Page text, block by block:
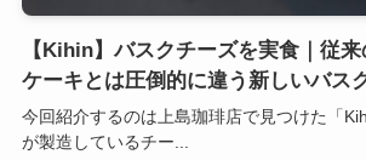
【Kihin】バスクチーズを実食｜従
ケーキとは圧倒的に違う新しいバス
今回紹介するのは上島珈琲店で見つけた「
が製造しているチー...